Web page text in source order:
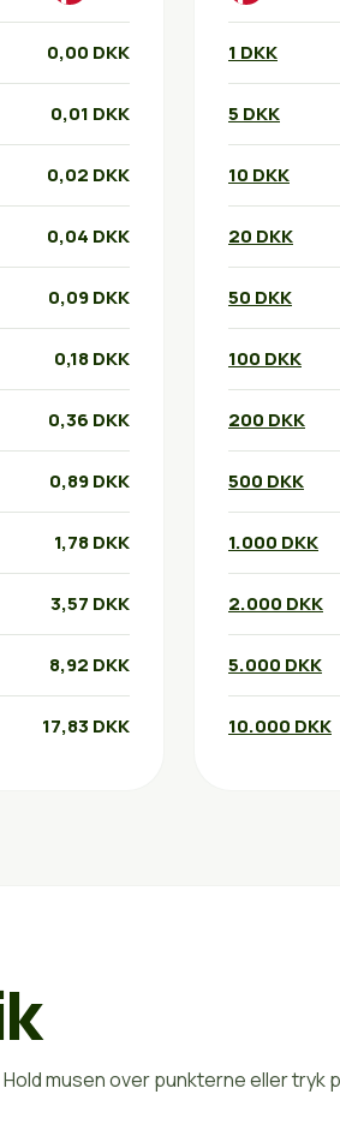
0,00 DKK
0,01 DKK
0,02 DKK
0,04 DKK
0,09 DKK
0,18 DKK
0,36 DKK
0,89 DKK
1,78 DKK
3,57 DKK
8,92 DKK
17,83 DKK
1 DKK
5 DKK
10 DKK
20 DKK
50 DKK
100 DKK
200 DKK
500 DKK
1.000 DKK
2.000 DKK
5.000 DKK
10.000 DKK
musen over punkterne eller tryk